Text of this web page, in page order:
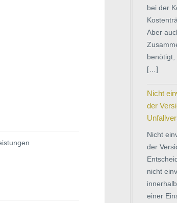
bei der
Aber
benötigt,
[…]
Nicht
der
Nicht
der
nicht
einer